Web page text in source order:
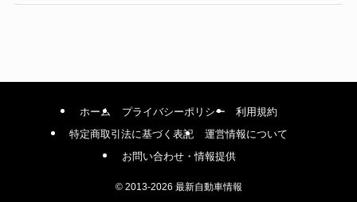
ホーム プライバシーポリシー
利用規約
特定商取引法に基づく表記
運営情報について
お問い合わせ・情報提供
©2013-2026 最新自動車情報